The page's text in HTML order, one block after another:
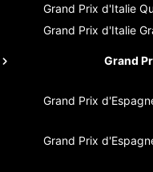
Grand Prix d'Italie
Grand Prix d'Italie
Grand
Grand Prix
Grand Prix